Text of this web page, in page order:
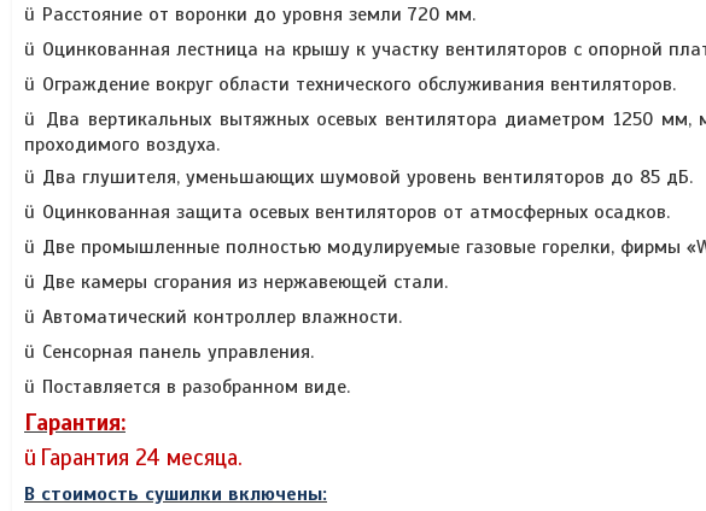
ü Расстояние от воронки до уровня земли 720 мм.
ü Оцинкованная лестница на крышу к участку вентиляторов с опорной
ü Ограждение вокруг области технического обслуживания вентиляторов.
ü Два вертикальных вытяжных осевых вентилятора диаметром 1250
проходимого воздуха.
ü Два глушителя, уменьшающих шумовой уровень вентиляторов до 85 дБ.
ü Оцинкованная защита осевых вентиляторов от атмосферных осадков.
ü Две промышленные полностью модулируемые газовые горелки, фирмы
ü Две камеры сгорания из нержавеющей стали.
ü Автоматический контроллер влажности.
ü Сенсорная панель управления.
ü Поставляется в разобранном виде.
Гарантия:
ü Гарантия 24 месяца.
В стоимость сушилки включены: